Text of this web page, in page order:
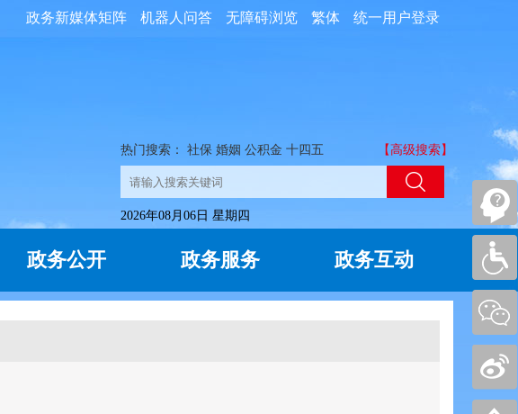
统一用户登录
繁体
无障碍浏览
机器人问答
政务新媒体矩阵
热门搜索： 社保 婚姻 公积金 十四五 【高级搜索】
2026年08月06日 星期四
政务公开 政务服务 政务互动